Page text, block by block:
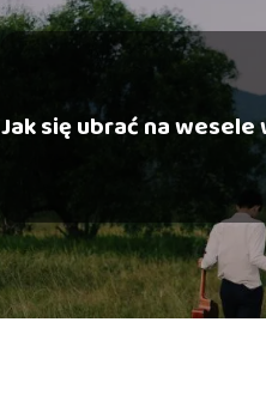
Jak się ubrać na